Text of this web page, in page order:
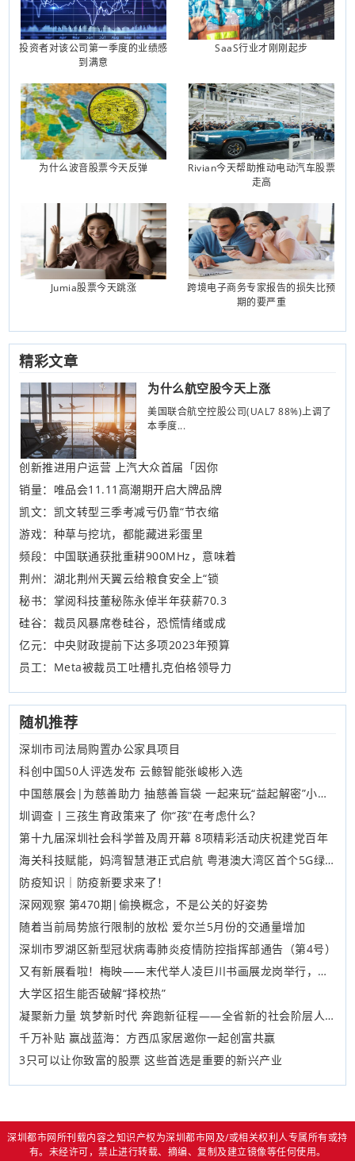
投资者对该公司第一季度的业绩感
到满意
SaaS行业才刚刚起步
为什么波音股票今天反弹
Rivian今天帮助推动电动汽车股票
走高
Jumia股票今天跳涨
跨境电子商务专家报告的损失比预
期的要严重
精彩文章
为什么航空股今天上涨
美国联合航空控股公司(UAL7 88%)上调了
本季度...
创新推进用户运营 上汽大众首届「因你
销量：唯品会11.11高潮期开启大牌品牌
凯文：凯文转型三季考减亏仍靠“节衣缩
游戏：种草与挖坑，都能藏进彩蛋里
频段：中国联通获批重耕900MHz，意味着
荆州：湖北荆州天翼云给粮食安全上“锁
秘书：掌阅科技董秘陈永倬半年获薪70.3
硅谷：裁员风暴席卷硅谷，恐慌情绪或成
亿元：中央财政提前下达多项2023年预算
员工：Meta被裁员工吐槽扎克伯格领导力
随机推荐
深圳市司法局购置办公家具项目
科创中国50人评选发布 云鲸智能张峻彬入选
中国慈展会|为慈善助力 抽慈善盲袋 一起来玩“益起解密”小游戏！
圳调查丨三孩生育政策来了 你“孩”在考虑什么？
第十九届深圳社会科学普及周开幕 8项精彩活动庆祝建党百年
海关科技赋能，妈湾智慧港正式启航 粤港澳大湾区首个5G绿色智慧港口启用
防疫知识｜防疫新要求来了！
深网观察 第470期|偷换概念，不是公关的好姿势
随着当前局势旅行限制的放松 爱尔兰5月份的交通量增加
深圳市罗湖区新型冠状病毒肺炎疫情防控指挥部通告（第4号）
又有新展看啦！梅映——末代举人凌巨川书画展龙岗举行，展期三个月
大学区招生能否破解“择校热”
凝聚新力量 筑梦新时代 奔跑新征程——全省新的社会阶层人士统战工作培训班暨实践创新基地 建设现场推进会（深圳片会）召开
千万补贴 赢战蓝海：方西瓜家居邀你一起创富共赢
3只可以让你致富的股票 这些首选是重要的新兴产业
深圳都市网所刊载内容之知识产权为深圳都市网及/或相关权利人专属所有或持
有。未经许可，禁止进行转载、摘编、复制及建立镜像等任何使用。